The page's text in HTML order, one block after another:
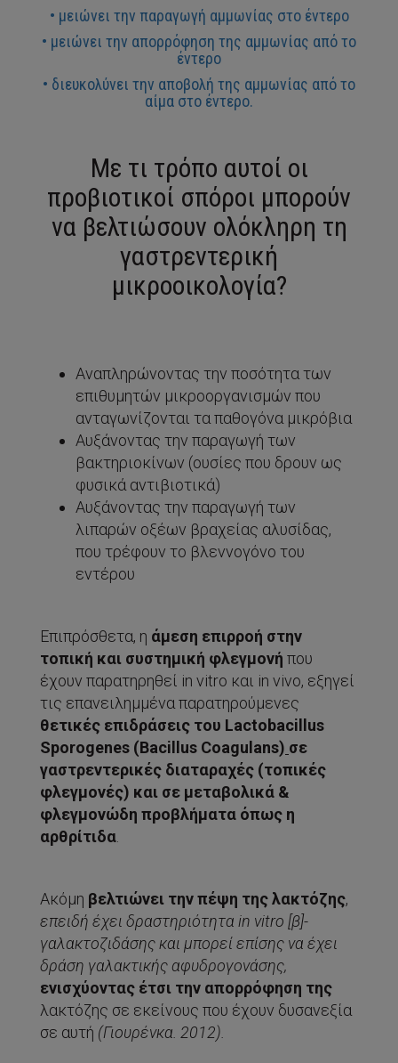
• μειώνει την παραγωγή αμμωνίας στο έντερο
• μειώνει την απορρόφηση της αμμωνίας από το
έντερο
• διευκολύνει την αποβολή της αμμωνίας από το
αίμα στο έντερο.
Με τι τρόπο αυτοί οι
προβιοτικοί σπόροι μπορούν
να βελτιώσουν ολόκληρη τη
γαστρεντερική
μικροοικολογία?
Αναπληρώνοντας την ποσότητα των
επιθυμητών μικροοργανισμών που
ανταγωνίζονται τα παθογόνα μικρόβια
Αυξάνοντας την παραγωγή των
βακτηριοκίνων (ουσίες που δρουν ως
φυσικά αντιβιοτικά)
Αυξάνοντας την παραγωγή των
λιπαρών οξέων βραχείας αλυσίδας,
που τρέφουν το βλεννογόνο του
εντέρου
Επιπρόσθετα, η άμεση επιρροή στην
τοπική και συστημική φλεγμονή που
έχουν παρατηρηθεί in vitro και in vivo, εξηγεί
τις επανειλημμένα παρατηρούμενες
θετικές επιδράσεις του Lactobacillus
Sporogenes (Bacillus Coagulans) σε
γαστρεντερικές διαταραχές (τοπικές
φλεγμονές) και σε μεταβολικά &
φλεγμονώδη προβλήματα όπως η
αρθρίτιδα
Ακόμη βελτιώνει την πέψη της λακτόζης,
επειδή έχει δραστηριότητα in vitro [β]-
γαλακτοζιδάσης και μπορεί επίσης να έχει
δράση γαλακτικής αφυδρογονάσης,
ενισχύοντας έτσι την απορρόφηση της
λακτόζης σε εκείνους που έχουν δυσανεξία
σε αυτή (Γιουρένκα. 2012).